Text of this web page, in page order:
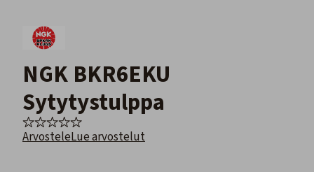
NGK BKR6EKU
Sytytystulppa
ArvosteleLue arvostelut